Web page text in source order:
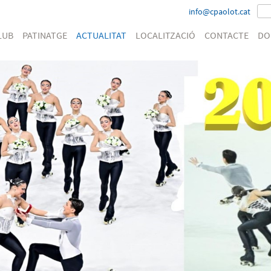
info@cpaolot.cat
PATINATGE ACTUALITAT LOCALITZACIÓ CONTACTE